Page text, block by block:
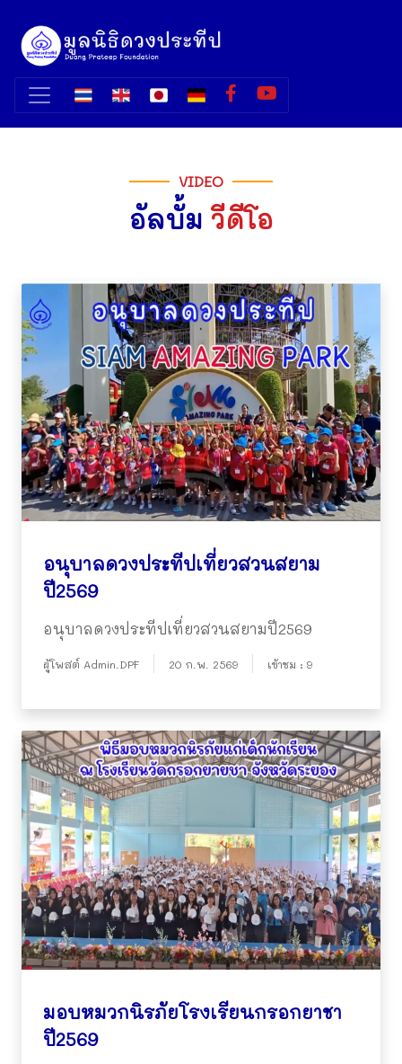
VIDEO
อัลบั้ม วีดีโอ
อนุบาลดวงประทีปเที่ยวสวนสยาม
ปี2569
อนุบาลดวงประทีปเที่ยวสวนสยามปี2569
ผู้โพสต์ Admin.DPF 20 ก.พ. 2569 เข้าชม : 9
มอบหมวกนิรภัยโรงเรียนกรอกยาชา
ปี2569